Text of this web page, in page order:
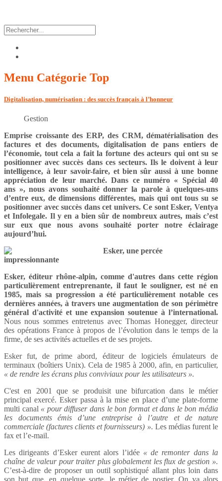
Menu Catégorie Top
Digitalisation, numérisation : des succès français à l’honneur
Gestion
Emprise croissante des ERP, des CRM, dématérialisation des
factures et des documents, digitalisation de pans entiers de
l’économie, tout cela a fait la fortune des acteurs qui ont su se
positionner avec succès dans ces secteurs. Ils le doivent à leur
intelligence, à leur savoir-faire, et bien sûr aussi à une bonne
appréciation de leur marché. Dans ce numéro « Spécial 40
ans », nous avons souhaité donner la parole à quelques-uns
d’entre eux, de dimensions différentes, mais qui ont tous su se
positionner avec succès dans cet univers. Ce sont Esker, Ventya
et Infolegale. Il y en a bien sûr de nombreux autres, mais c’est
sur eux que nous avons souhaité porter notre éclairage
aujourd’hui.
Esker, une percée
impressionnante
Esker, éditeur rhône-alpin, comme d'autres dans cette région
particulièrement entreprenante, il faut le souligner, est né en
1985, mais sa progression a été particulièrement notable ces
dernières années, à travers une augmentation de son périmètre
général d'activité et une expansion soutenue à l’international.
Nous nous sommes entretenus avec Thomas Honegger, directeur
des opérations France à propos de l’évolution dans le temps de la
firme, de ses activités actuelles et de ses projets.
Esker fut, de prime abord, éditeur de logiciels émulateurs de
terminaux (boîtiers Unix). Cela de 1985 à 2000, afin, en particulier,
« de rendre les écrans plus conviviaux pour les utilisateurs ».
C'est en 2001 que se produisit une bifurcation dans le métier
principal exercé. Esker passa à la mise en place d’une plate-forme
multi canal « pour diffuser dans le bon format et dans le bon média
les documents émis d’une entreprise à l’autre et de nature
commerciale (factures clients et fournisseurs) ». Les médias furent le
fax et l’e-mail.
Les dirigeants d’Esker eurent alors l’idée « de remonter dans la
chaîne de valeur pour traiter plus globalement les flux de gestion ».
C’est-à-dire de proposer un outil sophistiqué allant plus loin dans